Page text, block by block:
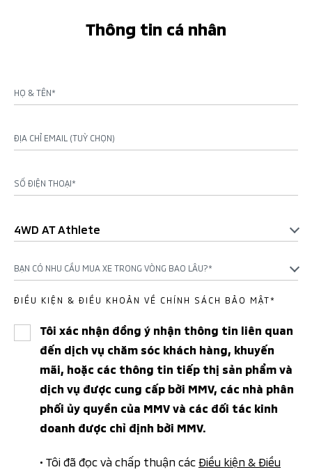
Thông tin cá nhân
HỌ & TÊN*
ĐỊA CHỈ EMAIL (TUỲ CHỌN)
SỐ ĐIỆN THOẠI*
4WD AT Athlete
BẠN CÓ NHU CẦU MUA XE TRONG VÒNG BAO LÂU?*
ĐIỀU KIỆN & ĐIỀU KHOẢN VỀ CHÍNH SÁCH BẢO MẬT*
Tôi xác nhận đồng ý nhận thông tin liên quan
đến dịch vụ chăm sóc khách hàng, khuyến
mãi, hoặc các thông tin tiếp thị sản phẩm và
dịch vụ được cung cấp bởi MMV, các nhà phân
phối ủy quyền của MMV và các đối tác kinh
doanh được chỉ định bởi MMV.
• Tôi đã đọc và chấp thuận cácĐiều kiện & Điều